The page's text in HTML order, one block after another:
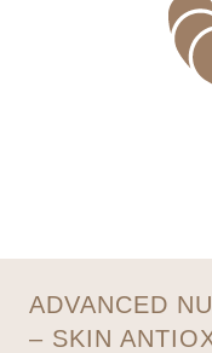
ADVANCED
– SKIN